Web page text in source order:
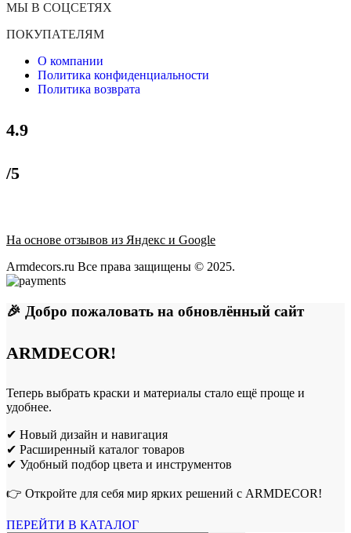
МЫ В СОЦСЕТЯХ
ПОКУПАТЕЛЯМ
О компании
Политика конфиденциальности
Политика возврата
4.9
/5
На основе отзывов из Яндекс и Google
Armdecors.ru Все права защищены © 2025. ​
🎉 Добро пожаловать на обновлённый сайт
ARMDECOR!
Теперь выбрать краски и материалы стало ещё проще и
удобнее.
✔ Новый дизайн и навигация
✔ Расширенный каталог товаров
✔ Удобный подбор цвета и инструментов
👉 Откройте для себя мир ярких решений с ARMDECOR!
ПЕРЕЙТИ В КАТАЛОГ